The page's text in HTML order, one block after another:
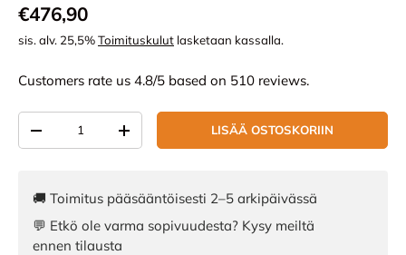
Normaali hinta
€476,90
sis. alv. 25,5%Toimituskulut lasketaan kassalla.
Customers rate us 4.8/5 based on 510 reviews.
VÄHENNÄ MÄÄRÄÄLISÄÄ MÄÄRÄÄLISÄÄ OSTOSKORIIN
🚚 Toimitus pääsääntöisesti 2–5 arkipäivässä
💬 Etkö ole varma sopivuudesta? Kysy meiltä
ennen tilausta